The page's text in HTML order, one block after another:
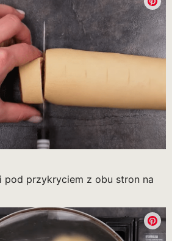
pod przykryciem z obu stron na